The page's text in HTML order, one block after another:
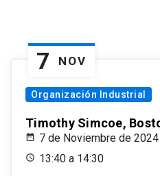
7 NOV
Organización Industrial
Timothy Simcoe,
7 de Noviembre de 2024
13:40 a 14:30